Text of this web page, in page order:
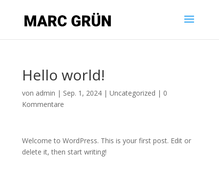
Hello world!
von admin | Sep. 1, 2024| Uncategorized | 0
Kommentare
Welcome to WordPress. This is your first post. Edit or
delete it, then start writing!